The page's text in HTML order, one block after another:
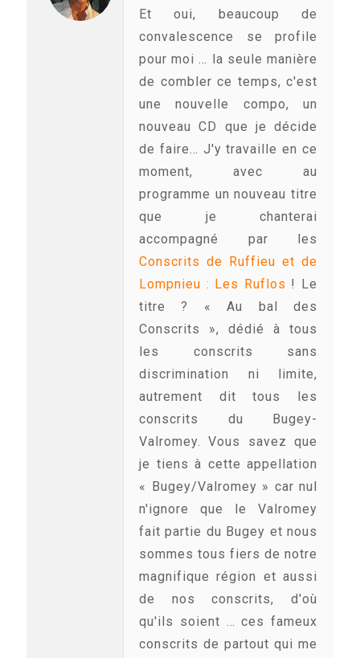
Et oui, beaucoup de
convalescence se profile
pour moi … la seule manière
de combler ce temps, c'est
une nouvelle compo, un
nouveau CD que je décide
de faire… J'y travaille en ce
moment, avec au
programme un nouveau titre
que je chanterai
accompagné par les
Conscrits de Ruffieu et de
Lompnieu : Les Ruflos ! Le
titre ? « Au bal des
Conscrits », dédié à tous
les conscrits sans
discrimination ni limite,
autrement dit tous les
conscrits du Bugey-
Valromey. Vous savez que
je tiens à cette appellation
« Bugey/Valromey » car nul
n'ignore que le Valromey
fait partie du Bugey et nous
sommes tous fiers de notre
magnifique région et aussi
de nos conscrits, d'où
qu'ils soient … ces fameux
conscrits de partout qui me